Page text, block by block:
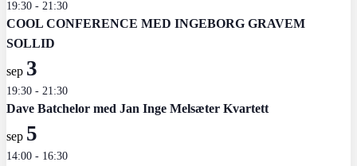
19:30 - 21:30
COOL CONFERENCE MED INGEBORG GRAVEM
SOLLID
sep 3
19:30 - 21:30
Dave Batchelor med Jan Inge Melsæter Kvartett
sep 5
14:00 - 16:30